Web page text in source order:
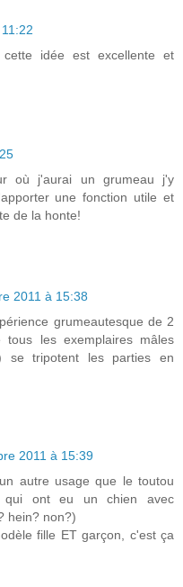
idée est excellente et
où j'aurai un grumeau j'y
une fonction utile et
de la honte!
2011 à 15:38
grumeautesque de 2
les exemplaires mâles
se tripotent les parties en
2011 à 15:39
autre usage que le toutou
qui ont eu un chien avec
hein? non?)
fille ET garçon, c'est ça